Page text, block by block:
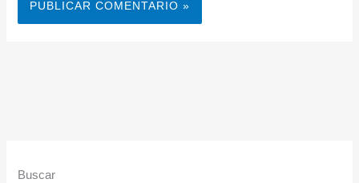
Buscar